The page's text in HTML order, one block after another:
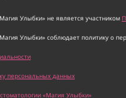
Улыбки» не является участником
Улыбки» соблюдает политику о
персональных данных
«Магия Улыбки»